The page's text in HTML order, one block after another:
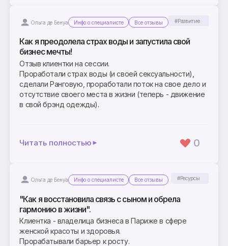
Ольга де Бенуа Инфо о специалисте Все отзывы #Развитие
Как я преодолела страх воды и запустила свой
бизнес мечты!
Отзыв клиентки на сессии.
Проработали страх воды (и своей сексуальности),
сделали Ранговую, проработали поток на свое дело и
отсутствие своего места в жизни (теперь - движение
в свой брэнд одежды).
Читать полностью 0
Ольга де Бенуа Инфо о специалисте Все отзывы #Ресурсы
"Как я восстановила связь с сыном и обрела
гармонию в жизни".
Клиентка - владелица бизнеса в Париже в сфере
женской красоты и здоровья.
Прорабатывали барьер к росту.